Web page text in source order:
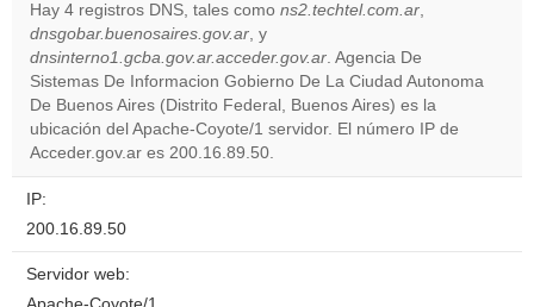
Hay 4 registros DNS, tales como ns2.techtel.com.ar,
dnsgobar.buenosaires.gov.ar, y
dnsinterno1.gcba.gov.ar.acceder.gov.ar. Agencia De
Sistemas De Informacion Gobierno De La Ciudad Autonoma
De Buenos Aires (Distrito Federal, Buenos Aires) es la
ubicación del Apache-Coyote/1 servidor. El número IP de
Acceder.gov.ar es 200.16.89.50.
IP:
200.16.89.50
Servidor web: